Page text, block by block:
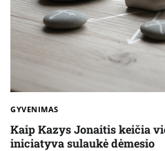
GYVENIMAS
Kaip Kazys Jonaitis keičia
iniciatyva sulaukė dėmesio